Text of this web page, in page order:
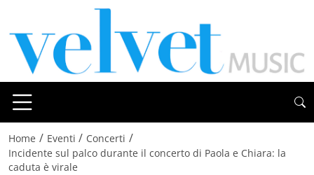
Home / Eventi / Concerti /
Incidente sul palco durante il concerto di Paola e Chiara: la
caduta è virale